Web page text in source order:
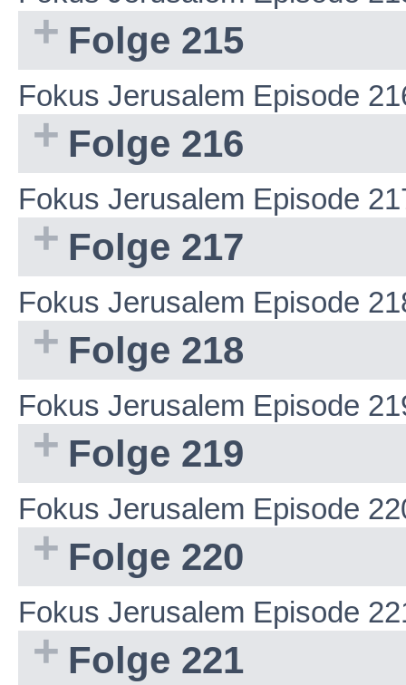
Folge 215
Fokus Jerusalem Episode
Folge 216
Fokus Jerusalem Episode
Folge 217
Fokus Jerusalem Episode
Folge 218
Fokus Jerusalem Episode
Folge 219
Fokus Jerusalem Episode
Folge 220
Fokus Jerusalem Episode
Folge 221